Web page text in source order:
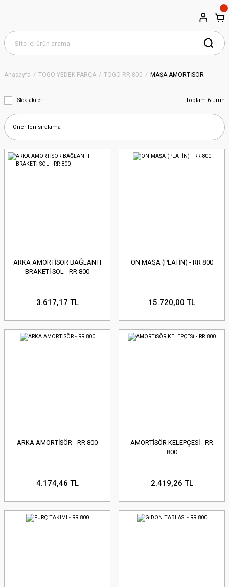
Anasayfa TOGO YEDEK PARÇA TOGO RR 800 MAŞA-AMORTİSÖR
Stoktakiler Toplam 6 ürün
ARKA AMORTİSÖR BAĞLANTI
BRAKETİ SOL - RR 800
3.617,17 TL
ÖN MAŞA (PLATİN) - RR 800
15.720,00 TL
ARKA AMORTİSÖR - RR 800
4.174,46 TL
AMORTİSÖR KELEPÇESİ - RR
800
2.419,26 TL